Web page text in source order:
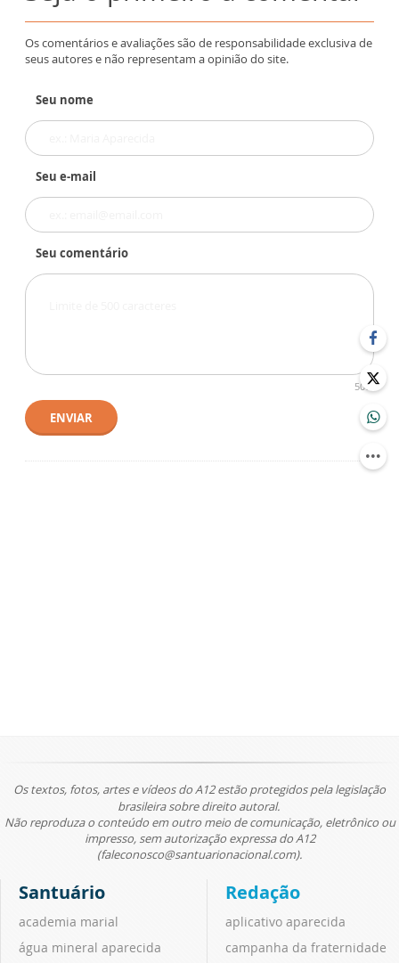
Os comentários e avaliações são de responsabilidade exclusiva de
seus autores e não representam a opinião do site.
Seu nome
Seu e-mail
Seu comentário
500
ENVIAR
Os textos, fotos, artes e vídeos do A12 estão protegidos pela legislação
brasileira sobre direito autoral.
Não reproduza o conteúdo em outro meio de comunicação, eletrônico ou
impresso, sem autorização expressa do A12
(faleconosco@santuarionacional.com).
Santuário
academia marial
água mineral aparecida
Redação
aplicativo aparecida
campanha da fraternidade